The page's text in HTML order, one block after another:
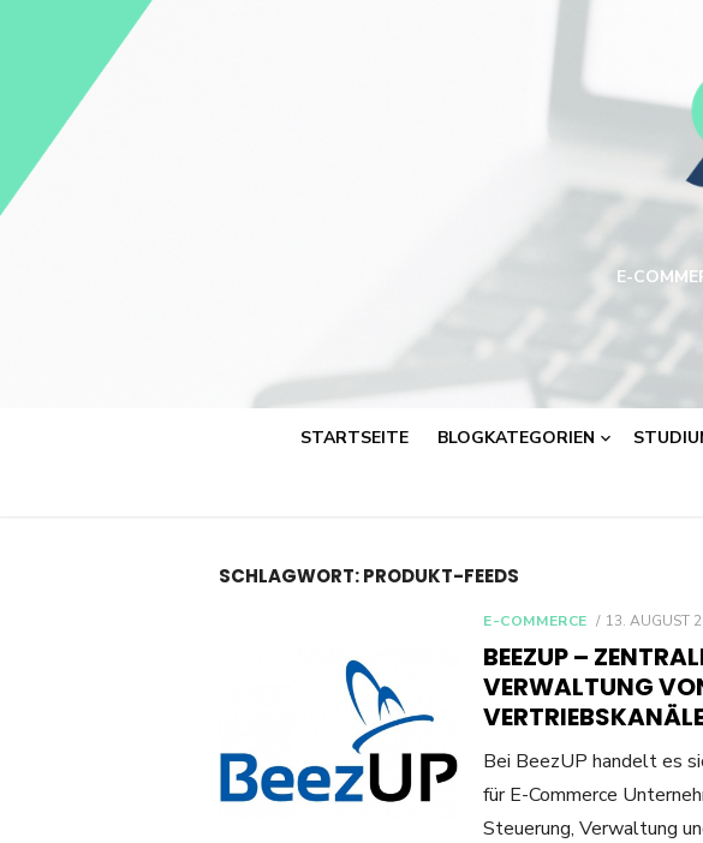
E-
STARTSEITE BLOGKATEGORIEN
SCHLAGWORT:PRODUKT-FEEDS
E-COMMERCE
POSTED
13. AUGUST
BEEZUP –
VERWALTUNG
Bei BeezUP handelt es
für E-Commerce
Steuerung, Verwaltung